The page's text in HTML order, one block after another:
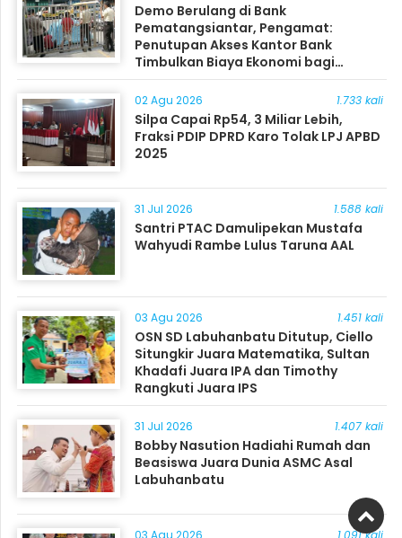
Demo Berulang di Bank
Pematangsiantar, Pengamat:
Penutupan Akses Kantor Bank
Timbulkan Biaya Ekonomi bagi
Masyarakat
02 Agu 2026 1.733 kali
Silpa Capai Rp54, 3 Miliar Lebih,
Fraksi PDIP DPRD Karo Tolak LPJ APBD
2025
31 Jul 2026 1.588 kali
Santri PTAC Damulipekan Mustafa
Wahyudi Rambe Lulus Taruna AAL
03 Agu 2026 1.451 kali
OSN SD Labuhanbatu Ditutup, Ciello
Situngkir Juara Matematika, Sultan
Khadafi Juara IPA dan Timothy
Rangkuti Juara IPS
31 Jul 2026 1.407 kali
Bobby Nasution Hadiahi Rumah dan
Beasiswa Juara Dunia ASMC Asal
Labuhanbatu
03 Agu 2026 1.091 kali